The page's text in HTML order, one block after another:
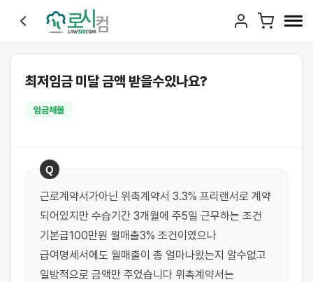
최저임금 미달 금액 받을수있나요?
임금체불
Q
근로계약서가아닌 위촉계약서 3.3% 프리랜서로 계약
되어있지만 수습기간 3개월에 주5일 근무하는 조건
기본급100만원 월매출3% 조건이였으나
급여명세서에도 월매출이 총 얼마나왔는지 알수없고
일방적으로 금액만 주었습니다 위촉계약서는